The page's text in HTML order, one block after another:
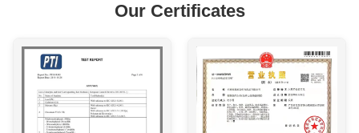
Our Certificates